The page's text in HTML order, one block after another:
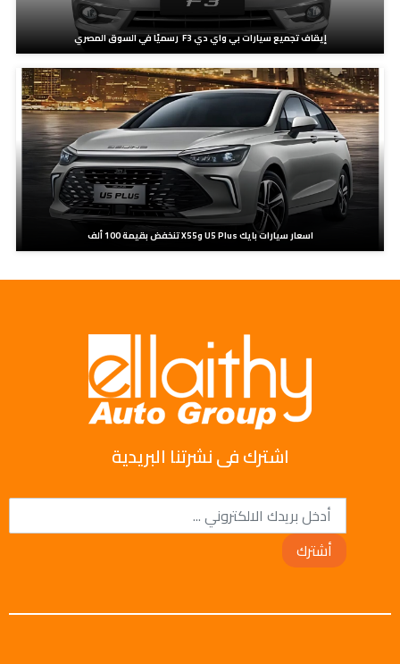
إيقاف تجميع سيارات بي واي دي F3 رسميًا في السوق المصري
اسعار سيارات بايك U5 Plus وX55 تنخفض بقيمة 100 ألف
اشترك فى نشرتنا البريدية
أشترك